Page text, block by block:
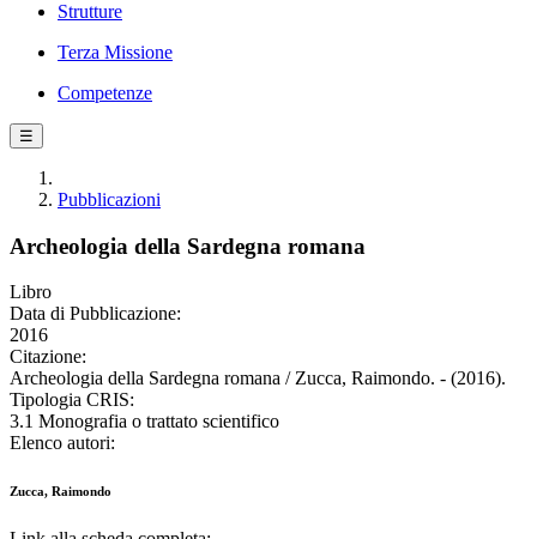
Strutture
Terza Missione
Competenze
☰
Pubblicazioni
Archeologia della Sardegna romana
Libro
Data di Pubblicazione:
2016
Citazione:
Archeologia della Sardegna romana / Zucca, Raimondo. - (2016).
Tipologia CRIS:
3.1 Monografia o trattato scientifico
Elenco autori:
Zucca, Raimondo